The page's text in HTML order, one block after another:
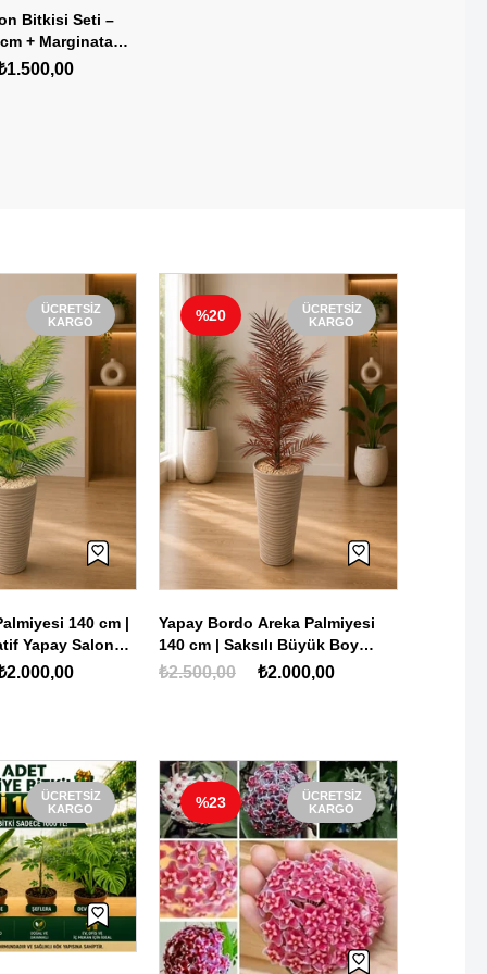
Bitkisi Seti –
+ Marginata
Bitki
140 cm |
Yapay Salon
ÜCRETSIZ
KARGO
Yapay Bordo Areka Palmiyesi
140 cm | Saksılı Büyük Boy
Dekoratif Salon Bitkisi
₺2.000,00
₺2.500,00
ÜCRETSIZ
KARGO
%20
ÜCRETSIZ
KARGO
ÜCRETSIZ
KARGO
%17